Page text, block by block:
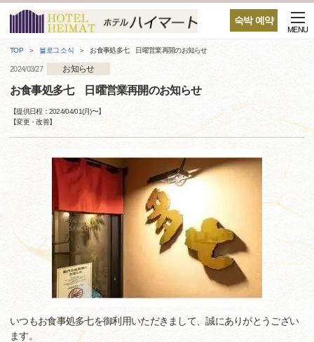
숙박 예약
MENU
TOP 블로그 소식 お食事処多七 日曜営業再開のお知らせ
2024/03/27 お知らせ
お食事処多七 日曜営業再開のお知らせ
【提供日程：2024/04/01(月)〜】
【変更・改善】
いつもお食事処多七を御利用いただきまして、誠にありがとうござい
ます。